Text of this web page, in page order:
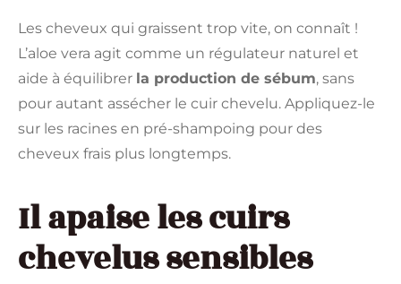
Les cheveux qui graissent trop vite, on connaît !
L’aloe vera agit comme un régulateur naturel et
aide à équilibrer la production de sébum, sans
pour autant assécher le cuir chevelu. Appliquez-le
sur les racines en pré-shampoing pour des
cheveux frais plus longtemps.
Il apaise les cuirs
chevelus sensibles